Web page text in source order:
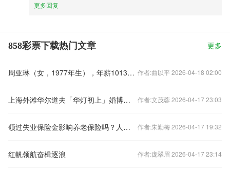
更多回复
858彩票下载热门文章 更多
周亚琳（女，1977年生），年薪1013.5万 作者:曲以平 2026-04-18 02:00
上海外滩华尔道夫「华灯初上」婚博会：希尔顿集团上海区一站式婚礼指南，重塑婚宴市场标杆 作者:文茂蓉 2026-04-17 23:03
领过失业保险金影响养老保险吗？人社部门回应 作者:朱勤梅 2026-04-17 19:32
红帆领航奋楫逐浪 作者:庞翠眉 2026-04-17 23:14